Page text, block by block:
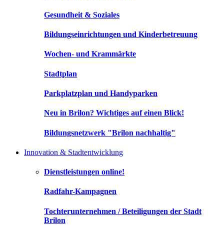
Gesundheit & Soziales
Bildungseinrichtungen und Kinderbetreuung
Wochen- und Krammärkte
Stadtplan
Parkplatzplan und Handyparken
Neu in Brilon? Wichtiges auf einen Blick!
Bildungsnetzwerk "Brilon nachhaltig"
Innovation & Stadtentwicklung
Dienstleistungen online!
Radfahr-Kampagnen
Tochterunternehmen / Beteiligungen der Stadt
Brilon